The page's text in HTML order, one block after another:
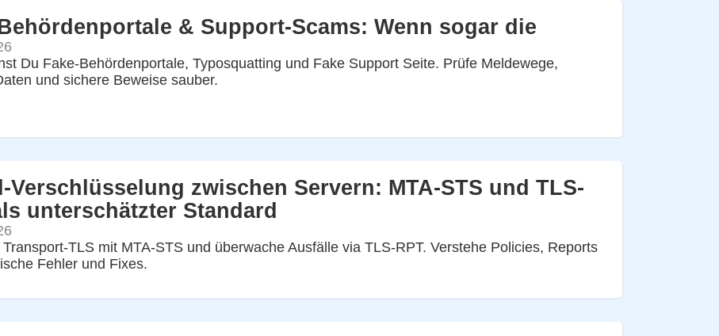
& Support-Scams: Wenn sogar die
Du Fake-Behördenportale, Typosquatting und Fake Support Seite. Prüfe Meldewege,
und sichere Beweise sauber.
Verschlüsselung zwischen Servern: MTA-STS und TLS-
unterschätzter Standard
TLS mit MTA-STS und überwache Ausfälle via TLS-RPT. Verstehe Policies, Reports
Fehler und Fixes.